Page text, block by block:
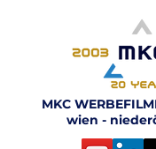
MKC
wien -